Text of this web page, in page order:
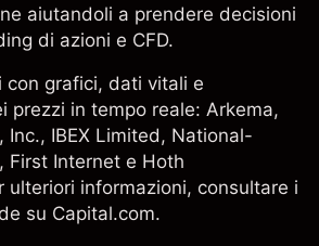
aiutandoli a prendere decisioni
di azioni e CFD.
con grafici, dati vitali e
prezzi in tempo reale: Arkema,
Inc., IBEX Limited, National-
, First Internet e Hoth
ulteriori informazioni, consultare i
su Capital.com.